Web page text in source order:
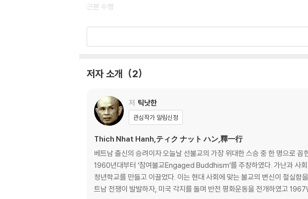
근본 수행
제2장 기적은 땅 위를 걷는 것
숨결 따라가기
호흡 헤아리기
모든 행동이 의식이다
제3장 마음챙김하며 사는 하루
마음챙김의 날
아침
점심과 오후와 밤
저자 소개 2
저 틱낫한
관심작가 알림신청
Thich Nhat Hanh,ティク ナット ハン,釋一行
베트남 출신의 승려이자 오늘날 선불교의 가장 위대한 스승 중 한 명으로
1960년대부터 ‘참여불교Engaged Buddhism’를 주창하였다. 가난과 사
청년학교를 만들고 이끌었다. 이는 현대 사회에 맞는 불교의 변신이 절실
트남 전쟁이 발발하자, 미국 각지를 돌며 반전 평화운동을 전개하였고 1967